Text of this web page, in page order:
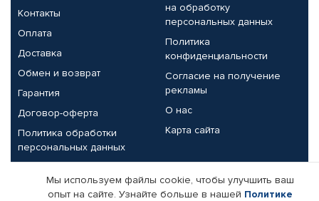
Контакты
Оплата
Доставка
Обмен и возврат
Гарантия
Договор-оферта
Политика обработки
персональных данных
на обработку
персональных данных
Политика
конфиденциальности
Согласие на получение
рекламы
О нас
Карта сайта
Партнерам
Мы используем файлы cookie, чтобы улучшить ваш
опыт на сайте. Узнайте больше в нашей Политике